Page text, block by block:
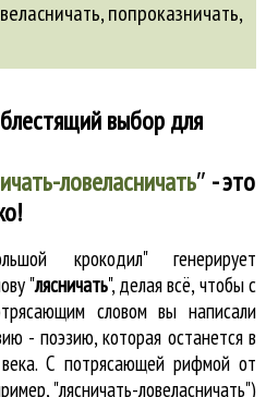
,попроказничать,
выбор для
ловеласничать″ - это
крокодил" генерирует
"лясничать", делая всё, чтобы с
словом вы написали
- поэзию, которая останется в
С потрясающей рифмой от
"лясничать-ловеласничать")